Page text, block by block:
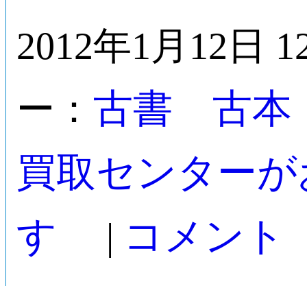
2012年1月12日
ー： 古書 古
買取センター
す
| コメント